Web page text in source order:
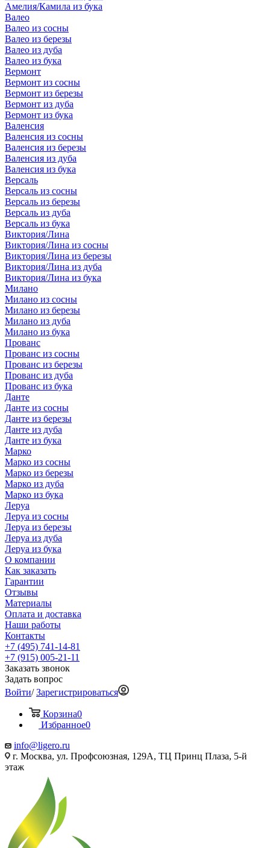
Амелия/Камила из бука
Валео
Валео из сосны
Валео из березы
Валео из дуба
Валео из бука
Вермонт
Вермонт из сосны
Вермонт из березы
Вермонт из дуба
Вермонт из бука
Валенсия
Валенсия из сосны
Валенсия из березы
Валенсия из дуба
Валенсия из бука
Версаль
Версаль из сосны
Версаль из березы
Версаль из дуба
Версаль из бука
Виктория/Лина
Виктория/Лина из сосны
Виктория/Лина из березы
Виктория/Лина из дуба
Виктория/Лина из бука
Милано
Милано из сосны
Милано из березы
Милано из дуба
Милано из бука
Прованс
Прованс из сосны
Прованс из березы
Прованс из дуба
Прованс из бука
Данте
Данте из сосны
Данте из березы
Данте из дуба
Данте из бука
Марко
Марко из сосны
Марко из березы
Марко из дуба
Марко из бука
Леруа
Леруа из сосны
Леруа из березы
Леруа из дуба
Леруа из бука
О компании
Как заказать
Гарантии
Отзывы
Материалы
Оплата и доставка
Наши работы
Контакты
+7 (495) 741-14-81
+7 (915) 005-21-11
Заказать звонок
Задать вопрос
Войти/Зарегистрироваться
Корзина0
Избранное0
info@ligero.ru
г. Москва, ул. Профсоюзная, 129А, ТЦ Принц Плаза, 5-й
этаж